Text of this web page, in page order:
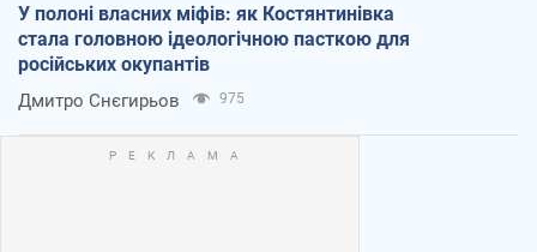
У полоні власних міфів: як Костянтинівка
стала головною ідеологічною пасткою для
російських окупантів
Дмитро Снєгирьов 975